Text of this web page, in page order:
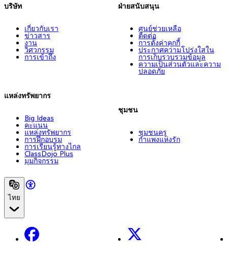
บริษัท
เกี่ยวกับเรา
ข่าวสาร
งาน
วิศวกรรม
การเข้าถึง
แหล่งทรัพยากร
Big Ideas
คะแนน
แหล่งทรัพยากร
การฝึกอบรม
การเรียนรู้ทางไกล
ClassDojo Plus
มุมกิจกรรม
ฝ่ายสนับสนุน
ศูนย์ช่วยเหลือ
ติดต่อ
การตั้งค่าคุกกี้
ประกาศความโปร่งใสใน
การเก็บรวบรวมข้อมูล
ความเป็นส่วนตัวและความ
ปลอดภัย
ชุมชน
ชุมชนครู
กำแพงแห่งรัก
ไทย
Facebook X